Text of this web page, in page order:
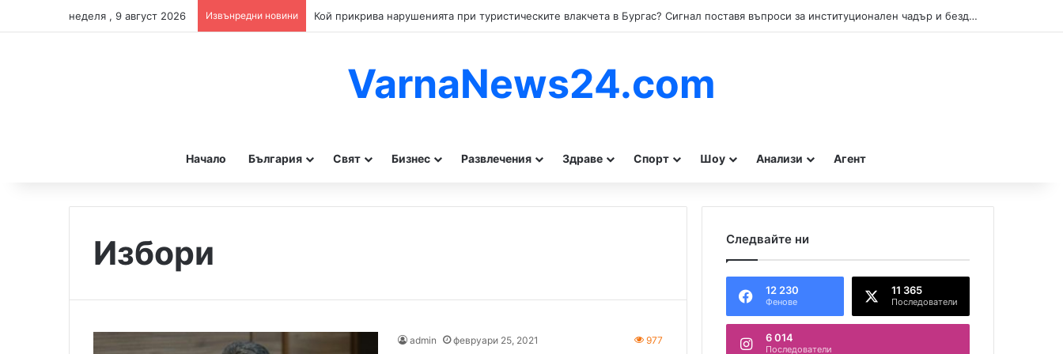
неделя , 9 август 2026 Извънредни новини Кой прикрива нарушенията при туристическите влакчета в Бургас? Сигнал поставя въпроси за институционален чадър и бездействие на контролните органи.
VarnaNews24.com
Начало България Свят Бизнес Развлечения Здраве Спорт Шоу Анализи Агент
Избори
admin февруари 25, 2021 977
Следвайте ни
12 230
Фенове
11 365
Последователи
6 014
Последователи